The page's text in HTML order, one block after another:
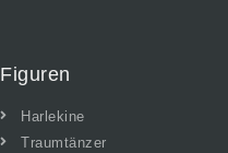
Figuren
Harlekine
Traumtänzer